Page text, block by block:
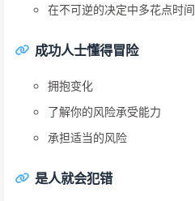
在不可逆的决定中多花点时间
成功人士懂得冒险
拥抱变化
了解你的风险承受能力
承担适当的风险
是人就会犯错